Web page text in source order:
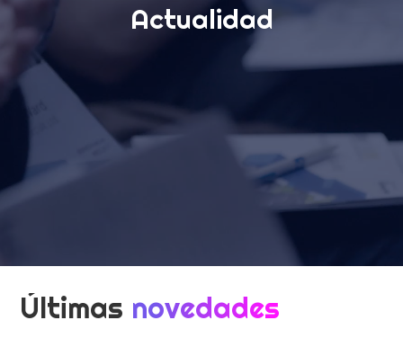
Actualidad
Últimas novedades